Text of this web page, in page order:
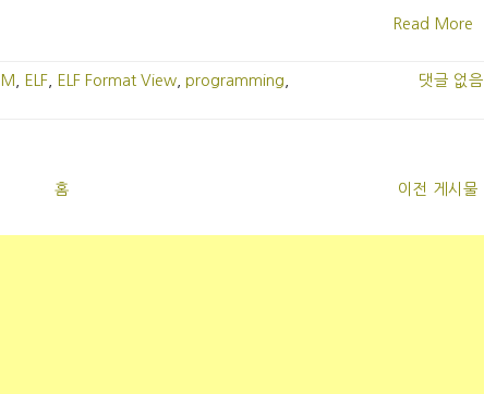
Read More
ELF ELF Format View programming 댓글 없음
이전 게시물
홈